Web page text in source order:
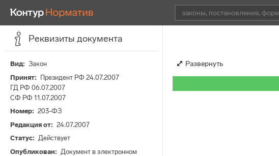
Реквизиты документа
Вид
Закон
Принят
Президент РФ 24.07.2007
ГД РФ 06.07.2007
СФ РФ 11.07.2007
Номер
203-ФЗ
Редакция от
24.07.2007
Статус
Действует
Опубликован
Документ в электронном
Развернуть